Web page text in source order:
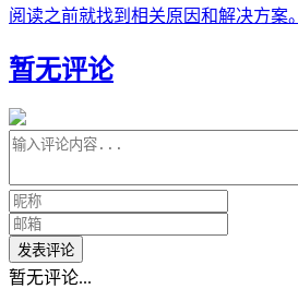
阅读之前就找到相关原因和解决方案。
暂无评论
发表评论
暂无评论...